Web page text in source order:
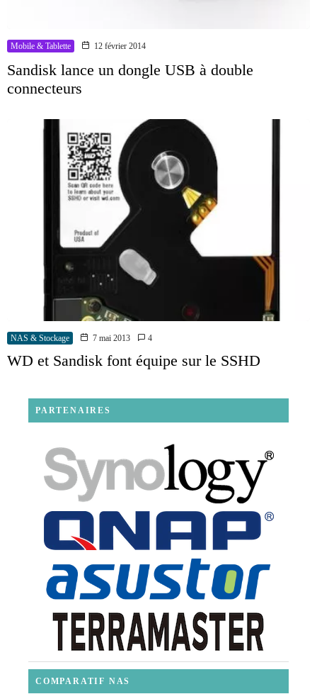
Mobile & Tablette 12 février 2014
Sandisk lance un dongle USB à double
connecteurs
NAS & Stockage 7 mai 2013 4
WD et Sandisk font équipe sur le SSHD
PARTENAIRES
COMPARATIF NAS